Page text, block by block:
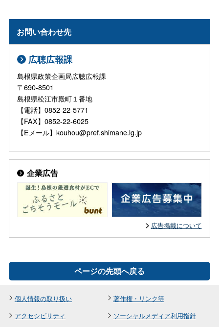
お問い合わせ先
広聴広報課
島根県政策企画局広聴広報課
〒690-8501
島根県松江市殿町１番地
【電話】0852-22-5771
【FAX】0852-22-6025
【Eメール】kouhou@pref.shimane.lg.jp
企業広告
広告掲載について
ページの先頭へ戻る
個人情報の取り扱い
著作権・リンク等
アクセシビリティ
ソーシャルメディア利用指針